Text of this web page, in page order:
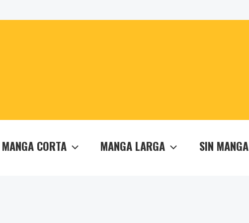
MANGA CORTA MANGA LARGA SIN MANGA